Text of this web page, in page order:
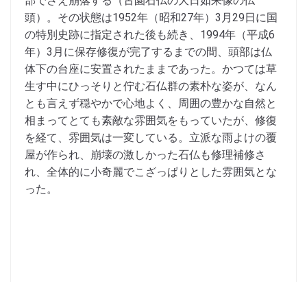
頭）。その状態は1952年（昭和27年）3月29日に国
の特別史跡に指定された後も続き、1994年（平成6
年）3月に保存修復が完了するまでの間、頭部は仏
体下の台座に安置されたままであった。かつては草
生す中にひっそりと佇む石仏群の素朴な姿が、なん
とも言えず穏やかで心地よく、周囲の豊かな自然と
相まってとても素敵な雰囲気をもっていたが、修復
を経て、雰囲気は一変している。立派な雨よけの覆
屋が作られ、崩壊の激しかった石仏も修理補修さ
れ、全体的に小奇麗でこざっぱりとした雰囲気とな
った。